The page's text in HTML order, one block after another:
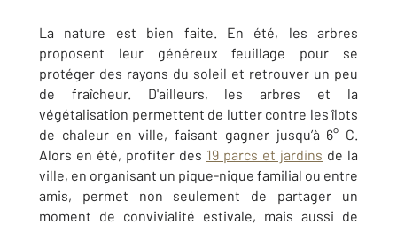
La nature est bien faite. En été, les arbres
proposent leur généreux feuillage pour se
protéger des rayons du soleil et retrouver un peu
de fraîcheur. D'ailleurs, les arbres et la
végétalisation permettent de lutter contre les îlots
de chaleur en ville, faisant gagner jusqu’à 6° C.
Alors en été, profiter des 19 parcs et jardins de la
ville, en organisant un pique-nique familial ou entre
amis, permet non seulement de partager un
moment de convivialité estivale, mais aussi de